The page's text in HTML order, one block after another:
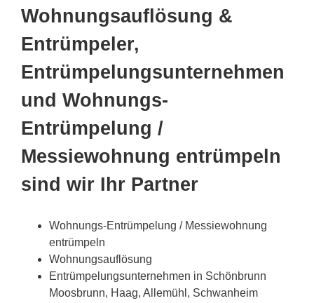
Wohnungsauflösung &
Entrümpeler,
Entrümpelungsunternehmen
und Wohnungs-
Entrümpelung /
Messiewohnung entrümpeln
sind wir Ihr Partner
Wohnungs-Entrümpelung / Messiewohnung
entrümpeln
Wohnungsauflösung
Entrümpelungsunternehmen in Schönbrunn
Moosbrunn, Haag, Allemühl, Schwanheim